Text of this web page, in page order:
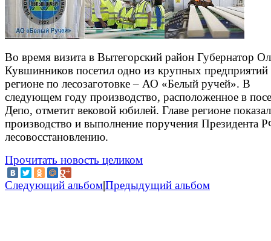
Во время визита в Вытегорский район Губернатор
Кувшинников посетил одно из крупных предприятий
регионе по лесозаготовке – АО «Белый ручей». В
следующем году производство, расположенное в
Депо, отметит вековой юбилей. Главе регионе
производство и выполнение поручения Президента
лесовосстановлению.
Прочитать новость целиком
Следующий альбом|Предыдущий альбом